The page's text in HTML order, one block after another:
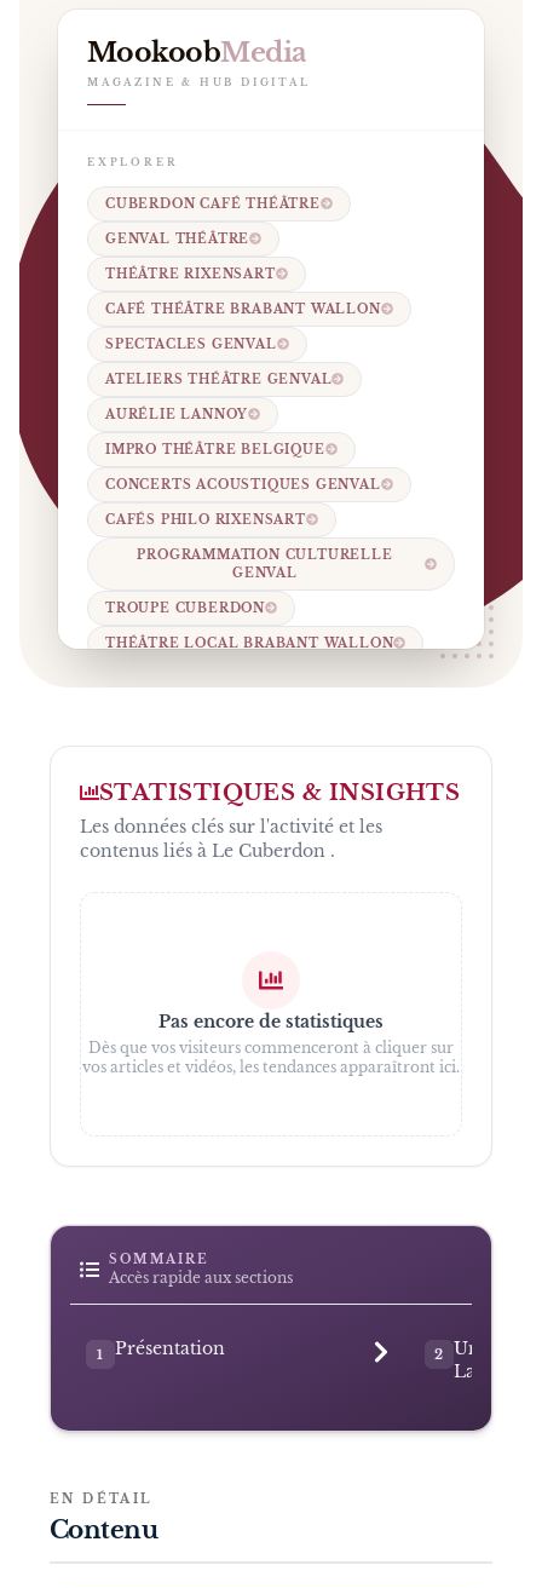
MookoobMedia
MAGAZINE & HUB DIGITAL
EXPLORER
CUBERDON CAFÉ THÉÂTRE
GENVAL THÉÂTRE
THÉÂTRE RIXENSART
CAFÉ THÉÂTRE BRABANT WALLON
SPECTACLES GENVAL
ATELIERS THÉÂTRE GENVAL
AURÉLIE LANNOY
IMPRO THÉÂTRE BELGIQUE
CONCERTS ACOUSTIQUES GENVAL
CAFÉS PHILO RIXENSART
PROGRAMMATION CULTURELLE
GENVAL
TROUPE CUBERDON
THÉÂTRE LOCAL BRABANT WALLON
STATISTIQUES & INSIGHTS
Les données clés sur l'activité et les
contenus liés à Le Cuberdon .
Pas encore de statistiques
Dès que vos visiteurs commenceront à cliquer sur
vos articles et vidéos, les tendances apparaîtront ici.
SOMMAIRE
Accès rapide aux sections
1 Présentation 2
Un projet
Lannoy
EN DÉTAIL
Contenu